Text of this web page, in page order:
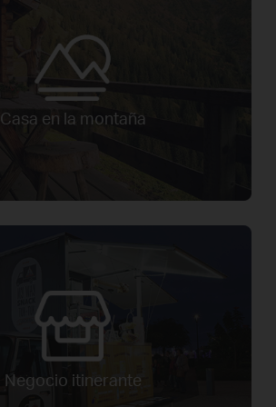
Casa en la montaña
Negocio itinerante